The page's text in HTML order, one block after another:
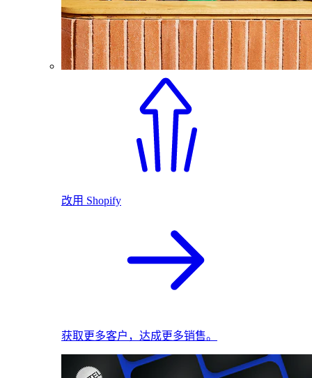
改用 Shopify
获取更多客户，达成更多销售。